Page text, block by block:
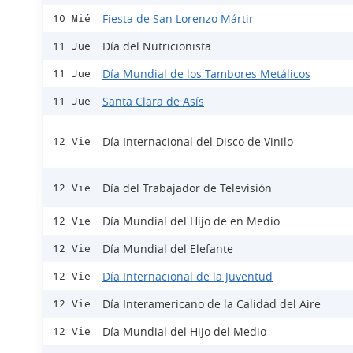
10 Mié Fiesta de San Lorenzo Mártir
11 Jue Día del Nutricionista
11 Jue Día Mundial de los Tambores Metálicos
11 Jue Santa Clara de Asís
12 Vie Día Internacional del Disco de Vinilo
12 Vie Día del Trabajador de Televisión
12 Vie Día Mundial del Hijo de en Medio
12 Vie Día Mundial del Elefante
12 Vie Día Internacional de la Juventud
12 Vie Día Interamericano de la Calidad del Aire
12 Vie
Día Mundial del Hijo del Medio